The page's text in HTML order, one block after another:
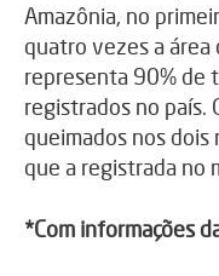
Amazônia, no
quatro vezes a área
representa 90% de
registrados no país.
queimados nos dois
que a registrada no
*Com informações